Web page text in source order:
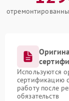
Используются
сертификацию
работу после
обязательств